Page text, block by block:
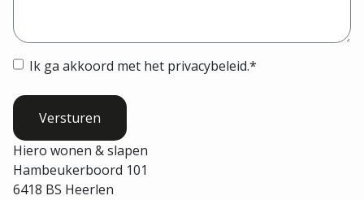
Hiero wonen & slapen
Hambeukerboord 101
6418 BS Heerlen
Instemming *
Ik ga akkoord met het privacybeleid.*